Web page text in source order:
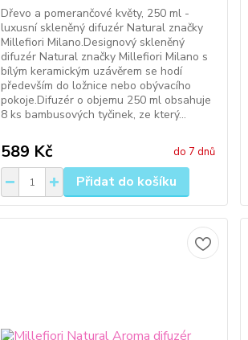
Dřevo a pomerančové květy, 250 ml -
luxusní skleněný difuzér Natural značky
Millefiori Milano.Designový skleněný
difuzér Natural značky Millefiori Milano s
bílým keramickým uzávěrem se hodí
především do ložnice nebo obývacího
pokoje.Difuzér o objemu 250 ml obsahuje
8 ks bambusových tyčinek, ze který...
589 Kč do 7 dnů
Přidat do košíku